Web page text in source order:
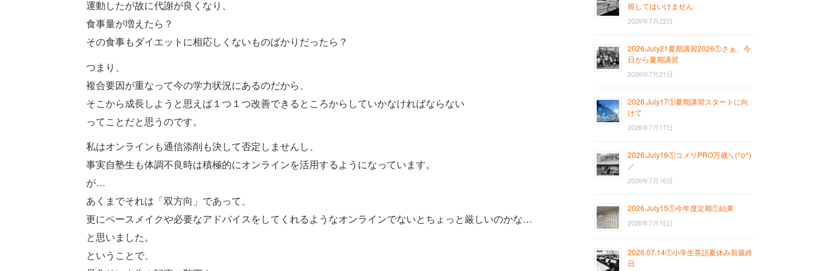
運動したが故に代謝が良くなり、
食事量が増えたら？
その食事もダイエットに相応しくないものばかりだったら？
つまり、
複合要因が重なって今の学力状況にあるのだから、
そこから成長しようと思えば１つ１つ改善できるところからしていかなければならない
ってことだと思うのです。
私はオンラインも通信添削も決して否定しませんし、
事実自塾生も体調不良時は積極的にオンラインを活用するようになっています。
が…
あくまでそれは「双方向」であって、
更にペースメイクや必要なアドバイスをしてくれるようなオンラインでないとちょっと厳しいのかな…
と思いました。
ということで、
視してはいけません
2026年7月22日
2026.July21夏期講習2026①さぁ、今
日から夏期講習
2026年7月21日
2026.July17①夏期講習スタートに向
けて
2026年7月17日
2026.July16①コメリPRO万歳＼(^o^)
／
2026年7月16日
2026.July15①今年度定期①結果
2026年7月15日
2026.07.14①小学生英語夏休み前最終
日